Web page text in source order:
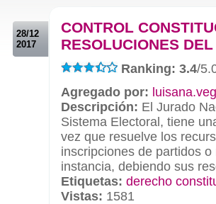
28/12
2017
CONTROL
RESOLUCIONES
Ranking: 3.4/
Agregado por:
Descripción: El Jurado
Sistema Electoral, tiene
vez que resuelve los
inscripciones de partidos
instancia, debiendo sus
Etiquetas: derecho
Vistas: 1581